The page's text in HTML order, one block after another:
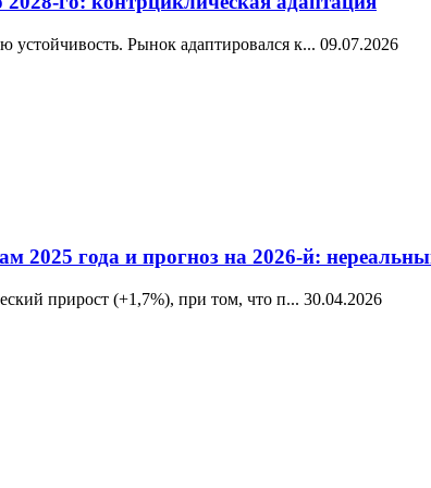
Рынок адаптировался к... 09.07.2026
2025 года и прогноз на 2026-й:
прирост (+1,7%), при том, что п... 30.04.2026